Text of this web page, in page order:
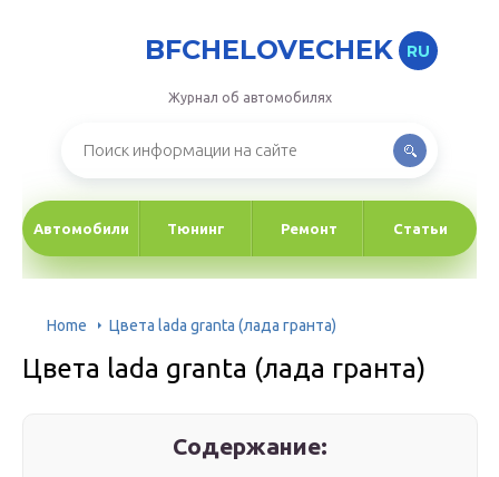
BFCHELOVECHEK RU
Журнал об автомобилях
Автомобили Тюнинг Ремонт Статьи
Home Цвета lada granta (лада гранта)
Цвета lada granta (лада гранта)
Содержание: